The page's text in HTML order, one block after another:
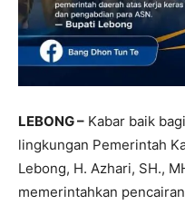
LEBONG – Kabar baik
lingkungan Pemerintah
Lebong, H. Azhari, SH.,
memerintahkan